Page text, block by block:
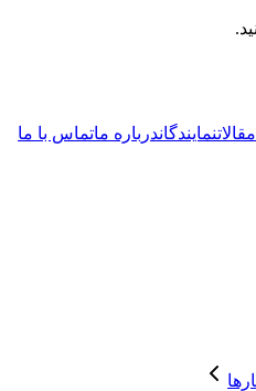
مقالاتنمایندگاندرباره ماتماس با ما